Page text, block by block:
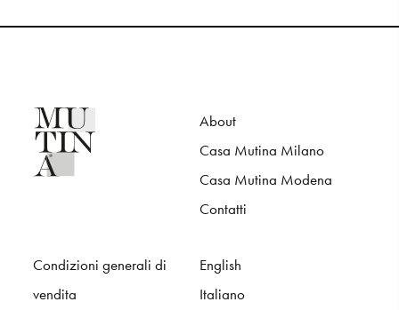
About
Casa Mutina Milano
Casa Mutina Modena
Contatti
Condizioni generali di
vendita
English
Italiano